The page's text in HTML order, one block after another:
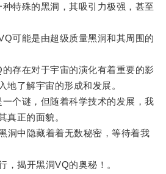
殊的黑洞，其吸引力极强，甚至
能是由超级质量黑洞和其周围的
在对于宇宙的演化有着重要的影
地了解宇宙的形成和发展。
谜，但随着科学技术的发展，我
真正的面貌。
中隐藏着着无数秘密，等待着我
揭开黑洞VQ的奥秘！。